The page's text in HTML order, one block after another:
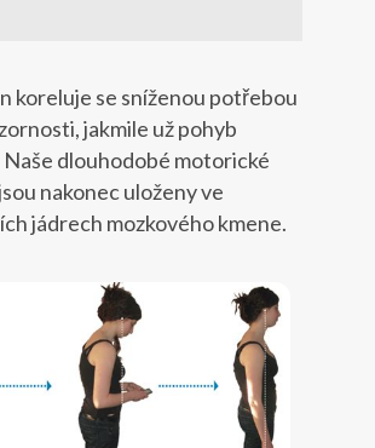
koreluje se sníženou potřebou
jakmile už pohyb
Naše dlouhodobé motorické
nakonec uloženy ve
jádrech mozkového kmene.